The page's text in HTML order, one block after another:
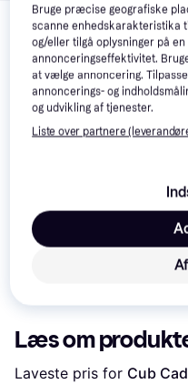
Relaterede
Se vores forslag til andre
interesser. Vis alle
Husqvarna Z448 Med
Læs om
Laveste pris for Cub
Bruge præcise geografiske
scanne enhedskarakteristika
og/eller tilgå oplysninger på en
annonceringseffektivitet.
at vælge annoncering.
annoncerings- og
og udvikling af tjenester.
Liste over partnere